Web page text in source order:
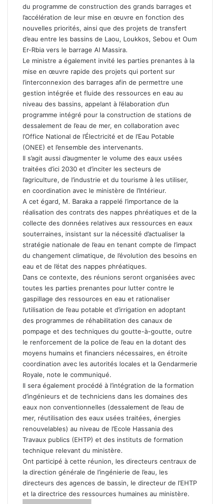
du programme de construction des grands barrages et
l’accélération de leur mise en œuvre en fonction des
nouvelles priorités, ainsi que des projets de transfert
d’eau entre les bassins de Laou, Loukkos, Sebou et Oum
Er-Rbia vers le barrage Al Massira.
Le ministre a également invité les parties prenantes à la
mise en œuvre rapide des projets qui portent sur
l’interconnexion des barrages afin de permettre une
gestion intégrée et fluide des ressources en eau au
niveau des bassins, appelant à l’élaboration d’un
programme intégré pour la construction de stations de
dessalement de l’eau de mer, en collaboration avec
l’Office National de l’Électricité et de l’Eau Potable
(ONEE) et l’ensemble des intervenants.
Il s’agit aussi d’augmenter le volume des eaux usées
traitées d’ici 2030 et d’inciter les secteurs de
l’agriculture, de l’industrie et du tourisme à les utiliser,
en coordination avec le ministère de l’Intérieur.
A cet égard, M. Baraka a rappelé l’importance de la
réalisation des contrats des nappes phréatiques et de la
collecte des données relatives aux ressources en eaux
souterraines, insistant sur la nécessité d’actualiser la
stratégie nationale de l’eau en tenant compte de l’impact
du changement climatique, de l’évolution des besoins en
eau et de l’état des nappes phréatiques.
Dans ce contexte, des réunions seront organisées avec
toutes les parties prenantes pour lutter contre le
gaspillage des ressources en eau et rationaliser
l’utilisation de l’eau potable et d’irrigation en adoptant
des programmes de réhabilitation des canaux de
pompage et des techniques du goutte-à-goutte, outre
le renforcement de la police de l’eau en la dotant des
moyens humains et financiers nécessaires, en étroite
coordination avec les autorités locales et la Gendarmerie
Royale, note le communiqué.
Il sera également procédé à l’intégration de la formation
d’ingénieurs et de techniciens dans les domaines des
eaux non conventionnelles (dessalement de l’eau de
mer, réutilisation des eaux usées traitées, énergies
renouvelables) au niveau de l’Ecole Hassania des
Travaux publics (EHTP) et des instituts de formation
technique relevant du ministère.
Ont participé à cette réunion, les directeurs centraux de
la direction générale de l’ingénierie de l’eau, les
directeurs des agences de bassin, le directeur de l’EHTP
et la directrice des ressources humaines au ministère.